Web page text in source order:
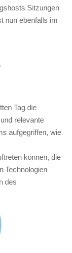
Sitzungen
nun ebenfalls im
Tag die
relevante
aufgegriffen, wie
können, die
Technologien
des